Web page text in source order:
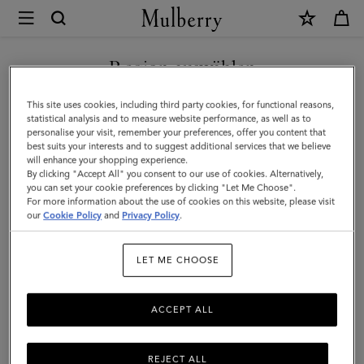
Mulberry
Amberley
Clutch
|
Klassische
Mikro-
Narbung
in
Nachthimmel
Region auswählen
Sie befinden sich auf unserer Seite für Österreich, aber wir
haben festgestellt, dass Sie hier sind: Vereinigte Staaten.
SEITE FÜR VEREINIGTE
STAATEN BESUCHEN
AUF FOLGENDER WEBSEITE
FORTFAHREN: ÖSTERREICH
This site uses cookies, including third party cookies, for functional reasons,
statistical analysis and to measure website performance, as well as to
personalise your visit, remember your preferences, offer you content that
best suits your interests and to suggest additional services that we believe
will enhance your shopping experience.
By clicking "Accept All" you consent to our use of cookies. Alternatively,
you can set your cookie preferences by clicking "Let Me Choose".
For more information about the use of cookies on this website, please visit
ourCookie Policy and Privacy Policy.
LET ME CHOOSE
REJECT ALL
ACCEPT ALL